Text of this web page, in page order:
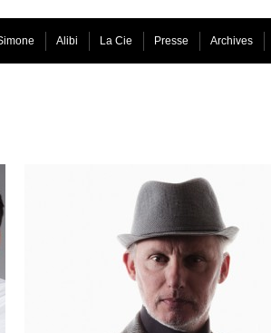
Alibi La Cie Presse Archives